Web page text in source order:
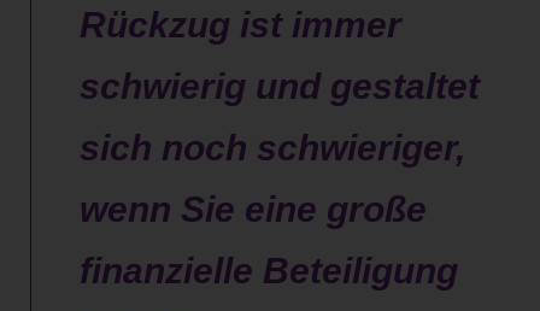
Rückzug ist immer
schwierig und gestaltet
sich noch schwieriger,
wenn Sie eine große
finanzielle Beteiligung